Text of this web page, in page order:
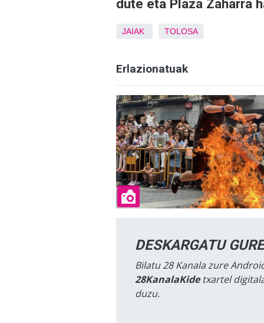
dute eta Plaza Zaharra
JAIAK TOLOSA
Erlazionatuak
DESKARGATU
Bilatu 28 Kanala zure
28KanalaKidetxartel
duzu.